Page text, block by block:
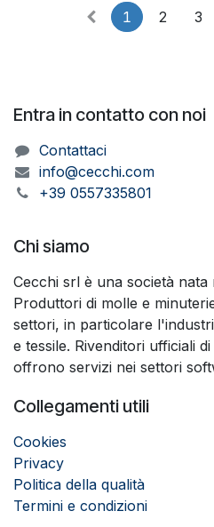
1 2 3
Entra in contatto con noi
Contattaci
info@cecchi.com
+39 0557335801
Chi siamo
Cecchi srl è una società nata
Produttori di molle e
settori, in particolare
e tessile. Rivenditori ufficiali
offrono servizi nei settori
Collegamenti utili
Cookies
Privacy
Politica della qualità
Termini e condizioni